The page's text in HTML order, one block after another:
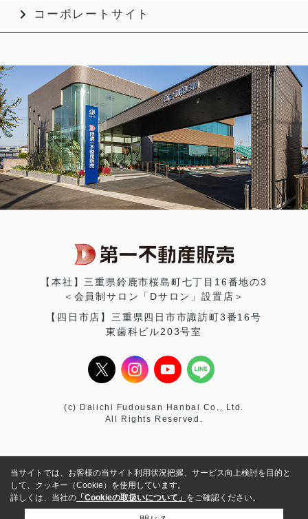
コーポレートサイト
【本社】三重県鈴鹿市桜島町七丁目16番地の3
＜会員制サロン「Dサロン」設置店＞
【四日市店】三重県四日市市諏訪町3番16号
東歯科ビル203号室
(c) Daiichi Fudousan Hanbai Co., Ltd.
All Rights Reserved.
当サイトでは、お客様の当サイト利用状況把握、サービス向上検討を目的と
して、クッキー（Cookie）を使用しています。
詳しくは、当社の 「Cookieの取扱いについて」 をご確認ください。